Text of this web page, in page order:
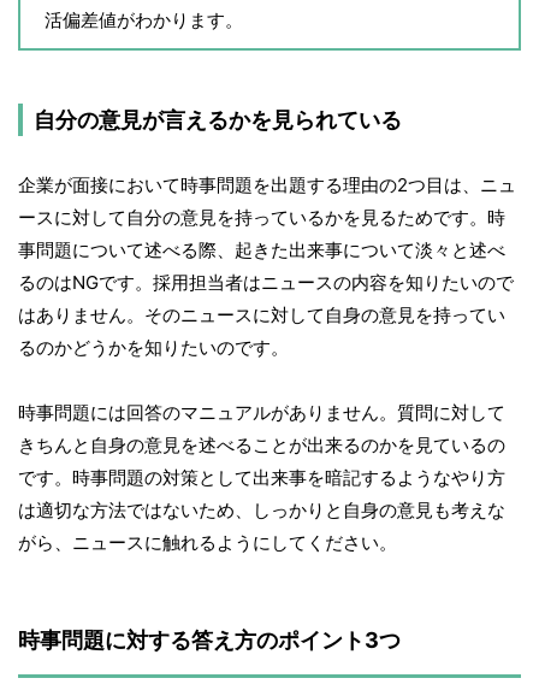
活偏差値がわかります。
自分の意見が言えるかを見られている
企業が面接において時事問題を出題する理由の2つ目は、ニュ
ースに対して自分の意見を持っているかを見るためです。時
事問題について述べる際、起きた出来事について淡々と述べ
るのはNGです。採用担当者はニュースの内容を知りたいので
はありません。そのニュースに対して自身の意見を持ってい
るのかどうかを知りたいのです。
時事問題には回答のマニュアルがありません。質問に対して
きちんと自身の意見を述べることが出来るのかを見ているの
です。時事問題の対策として出来事を暗記するようなやり方
は適切な方法ではないため、しっかりと自身の意見も考えな
がら、ニュースに触れるようにしてください。
時事問題に対する答え方のポイント3つ